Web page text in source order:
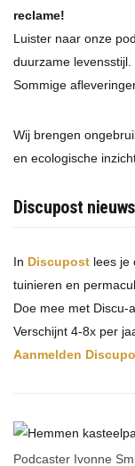
reclame!
Luister naar onze
duurzame levensstijl.
Sommige
Wij brengen
en ecologische
Discupost
In Discupost lees je
tuinieren en
Doe mee met Discu-
Verschijnt 4-8x per
Aanmelden
Podcaster Ivonne